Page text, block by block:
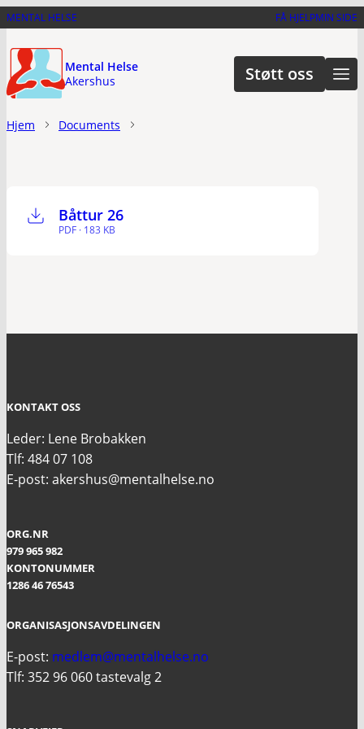
Hopp
hovedinnhold
MENTAL HELSE FÅ HJELPMIN SIDE
Mental Helse
Akershus
Støtt oss
Hjem Documents
Båttur 26
PDF · 183 KB
KONTAKT OSS
Leder: Lene Brobakken
Tlf: 484 07 108
E-post: akershus@mentalhelse.no
ORG.NR
979 965 982
KONTONUMMER
1286 46 76543
ORGANISASJONSAVDELINGEN
E-post: medlem@mentalhelse.no
Tlf: 352 96 060 tastevalg 2